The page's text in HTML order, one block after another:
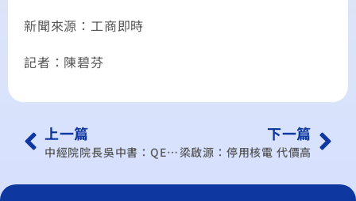
新聞來源：工商即時
記者：陳碧芬
上一篇
中經院院長吳中書：QE最快Q3全部退場
下一篇
梁啟源：停用核電 代價高